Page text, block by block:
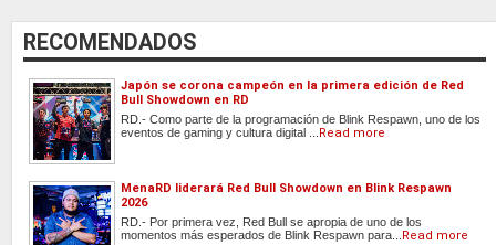
RECOMENDADOS
Japón se corona campeón en la primera edición de Red
Bull Showdown en RD
RD.- Como parte de la programación de Blink Respawn, uno de los
eventos de gaming y cultura digital ...
Read more
MenaRD liderará Red Bull Showdown en Blink Respawn
2026
RD.- Por primera vez, Red Bull se apropia de uno de los
momentos más esperados de Blink Respawn para...
Read more